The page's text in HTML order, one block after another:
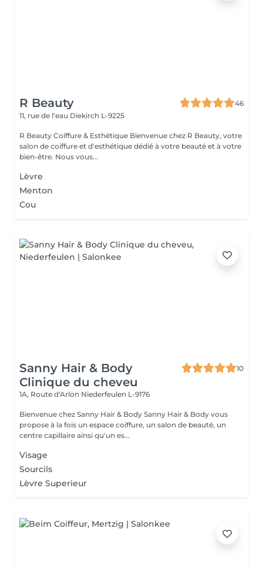
R Beauty
46
11, rue de l'eau Diekirch L-9225
R Beauty Coiffure & Esthétique Bienvenue chez R Beauty, votre
salon de coiffure et d'esthétique dédié à votre beauté et à votre
bien-être. Nous vous...
Lèvre
Menton
Cou
Sanny Hair & Body
Clinique du cheveu
10
1A, Route d'Arlon Niederfeulen L-9176
Bienvenue chez Sanny Hair & Body Sanny Hair & Body vous
propose à la fois un espace coiffure, un salon de beauté, un
centre capillaire ainsi qu'un es...
Visage
Sourcils
Lèvre Superieur